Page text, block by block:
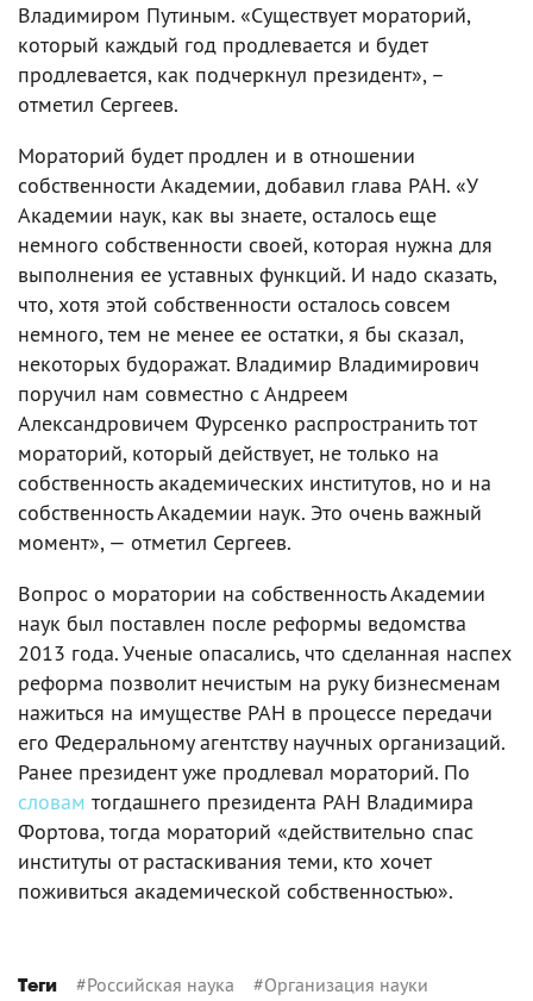
Владимиром Путиным. «Существует мораторий,
который каждый год продлевается и будет
продлевается, как подчеркнул президент», –
отметил Сергеев.
Мораторий будет продлен и в отношении
собственности Академии, добавил глава РАН. «У
Академии наук, как вы знаете, осталось еще
немного собственности своей, которая нужна для
выполнения ее уставных функций. И надо сказать,
что, хотя этой собственности осталось совсем
немного, тем не менее ее остатки, я бы сказал,
некоторых будоражат. Владимир Владимирович
поручил нам совместно с Андреем
Александровичем Фурсенко распространить тот
мораторий, который действует, не только на
собственность академических институтов, но и на
собственность Академии наук. Это очень важный
момент», — отметил Сергеев.
Вопрос о моратории на собственность Академии
наук был поставлен после реформы ведомства
2013 года. Ученые опасались, что сделанная наспех
реформа позволит нечистым на руку бизнесменам
нажиться на имуществе РАН в процессе передачи
его Федеральному агентству научных организаций.
Ранее президент уже продлевал мораторий. По
словам тогдашнего президента РАН Владимира
Фортова, тогда мораторий «действительно спас
институты от растаскивания теми, кто хочет
поживиться академической собственностью».
Теги #Российская наука #Организация науки